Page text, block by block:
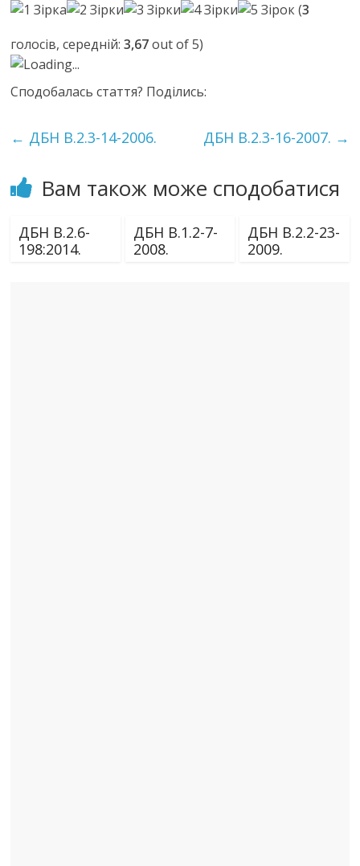
(3
голосів, середній:3,67out of 5)
Loading...
Сподобалась стаття? Поділись:
← ДБН В.2.3-14-2006. ДБН В.2.3-16-2007. →
Вам також може сподобатися
ДБН В.2.6-
198:2014.
ДБН В.1.2-7-
2008.
ДБН В.2.2-23-
2009.